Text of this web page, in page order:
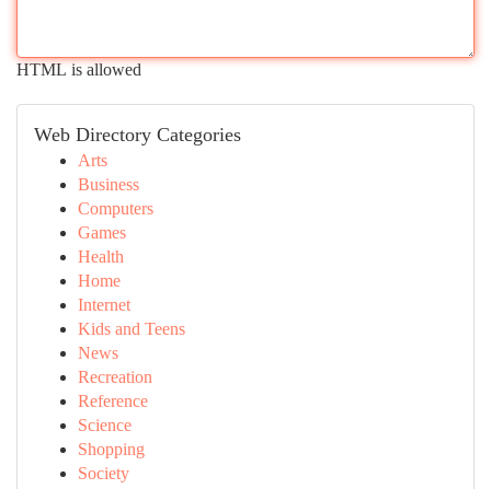
HTML is allowed
Web Directory Categories
Arts
Business
Computers
Games
Health
Home
Internet
Kids and Teens
News
Recreation
Reference
Science
Shopping
Society